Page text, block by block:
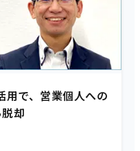
用で、営業個人への
却